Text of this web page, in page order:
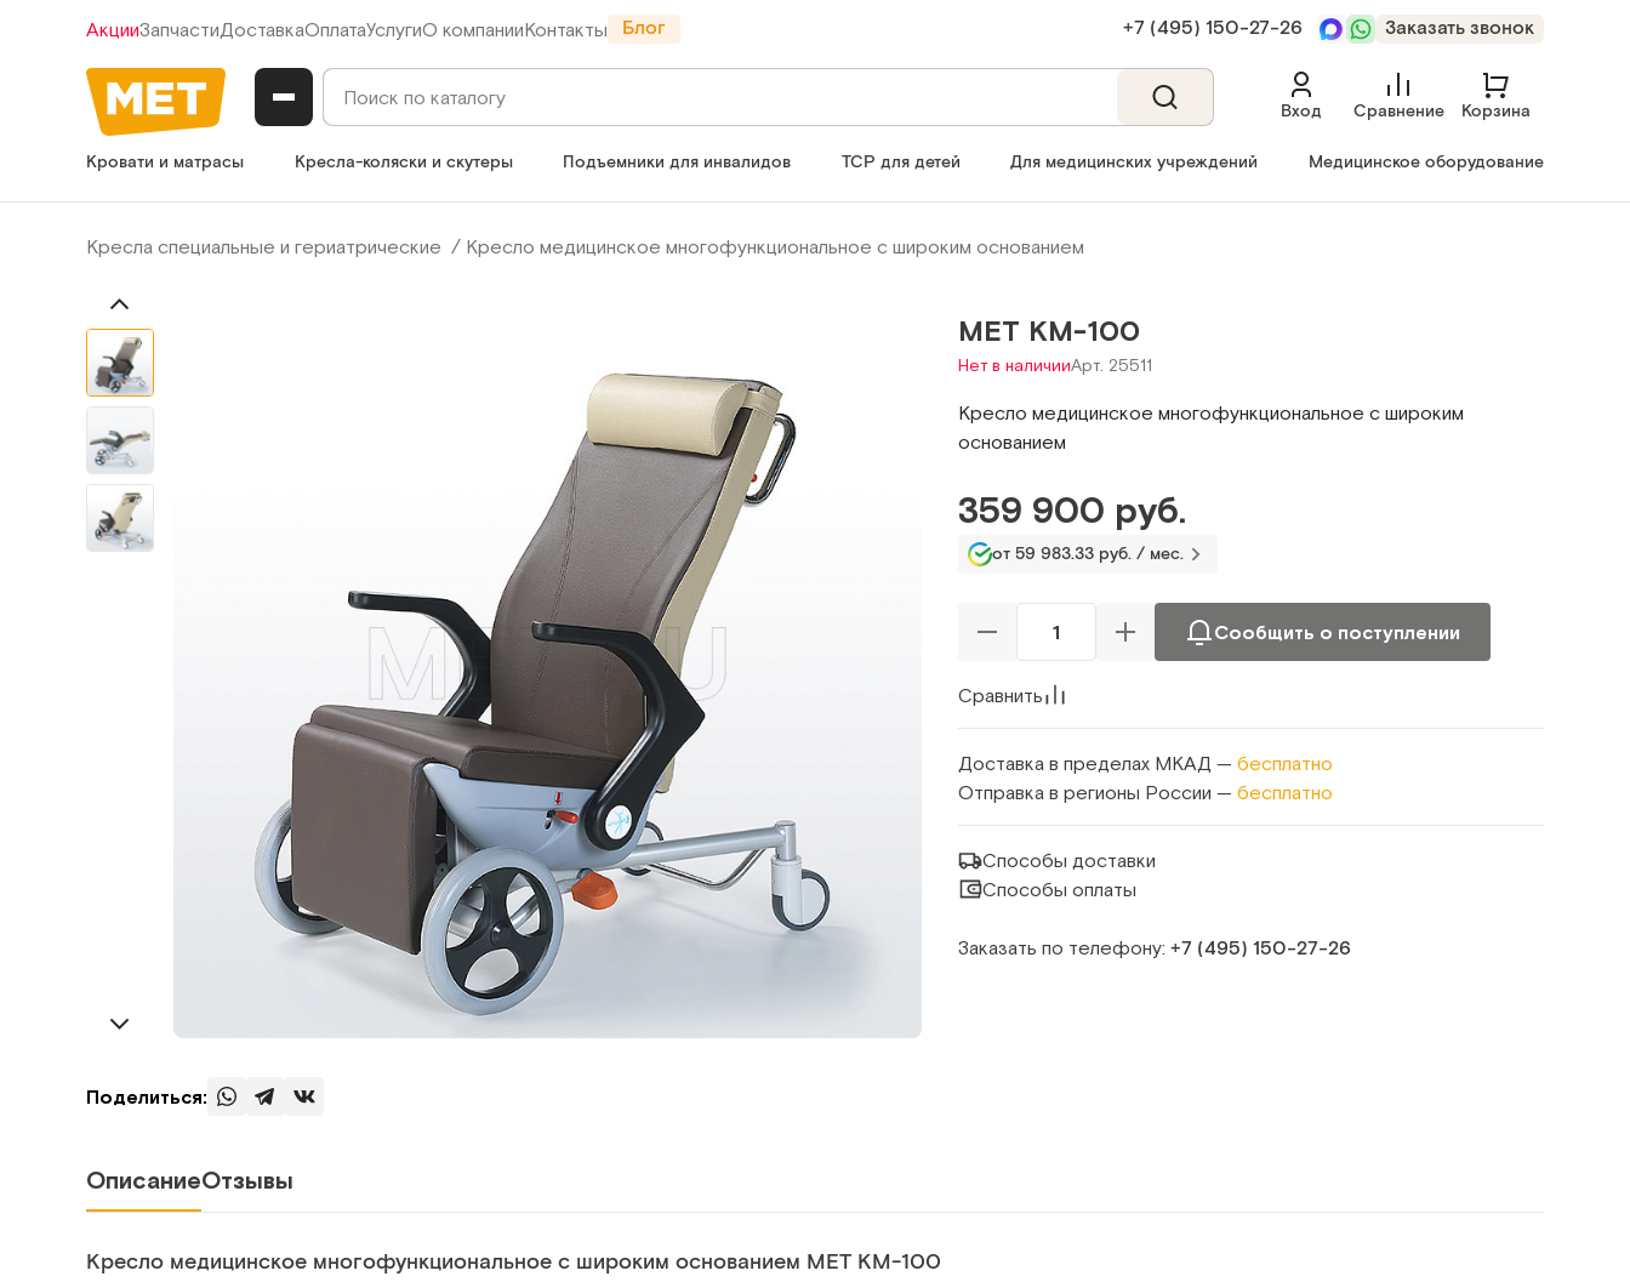
АкцииЗапчастиДоставкаОплатаУслугиО компанииКонтакты Блог +7 (495) 150‑27‑26 Заказать звонок
Вход Сравнение Корзина
Кровати и матрасы Кресла-коляски и скутеры Подъемники для инвалидов ТСР для детей Для медицинских учреждений Медицинское оборудование
Кресла специальные и гериатрические Кресло медицинское многофункциональное с широким основанием
Поделиться:
МЕТ КМ-100
Нет в наличииАрт. 25511
Кресло медицинское многофункциональное с широким
основанием
359 900 руб.
от 59 983.33 руб. / мес.
Сообщить о поступлении
Сравнить
Доставка в пределах МКАД — бесплатно
Отправка в регионы России — бесплатно
Способы доставки
Способы оплаты
Заказать по телефону: +7 (495) 150‑27‑26
ОписаниеОтзывы
Кресло медицинское многофункциональное с широким основанием МЕТ КМ-100